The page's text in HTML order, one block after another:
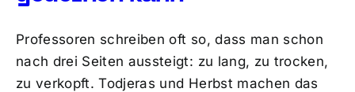
Professoren schreiben oft so, dass man schon
nach drei Seiten aussteigt: zu lang, zu trocken,
zu verkopft. Todjeras und Herbst machen das